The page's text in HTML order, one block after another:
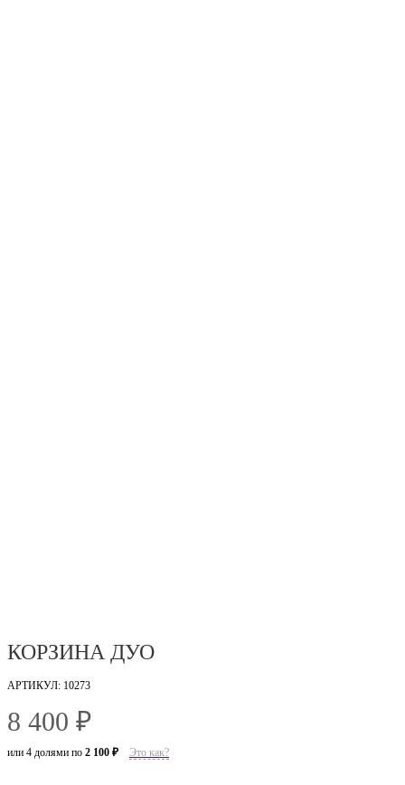
КОРЗИНА ДУО
АРТИКУЛ: 10273
8 400 ₽
или 4 долями по 2 100 ₽ Это как?